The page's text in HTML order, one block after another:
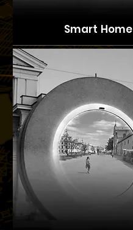
Smart Home